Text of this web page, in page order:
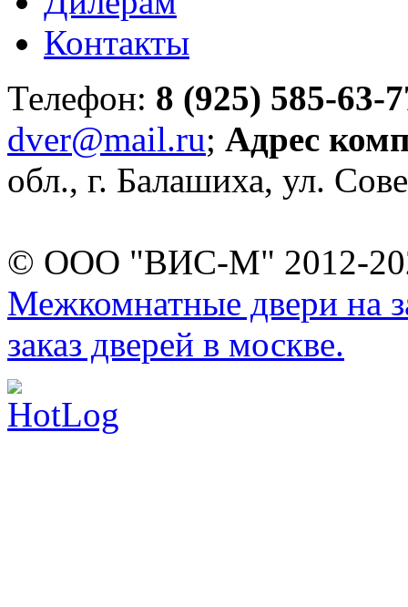
Контакты
Телефон: 8 (925) 585-63-
dver@mail.ru; Адрес
обл., г. Балашиха, ул.
© ООО "ВИС-М" 2012-
Межкомнатные двери на
заказ дверей в москве.